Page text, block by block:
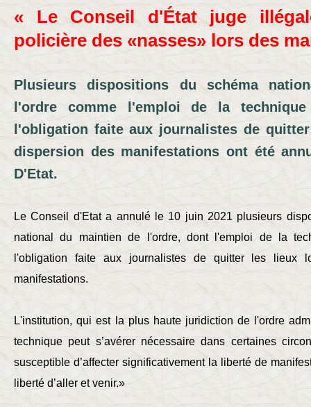
« Le Conseil d'État juge
policière des «nasses» lors des
Plusieurs dispositions du schéma
l'ordre comme l'emploi de la
l'obligation faite aux journalistes de
dispersion des manifestations ont été
D'Etat.
Le Conseil d'Etat a annulé le 10 juin 2021 plusieurs
national du maintien de l'ordre, dont l'emploi de la
l'obligation faite aux journalistes de quitter les lieux
manifestations.
L'institution, qui est la plus haute juridiction de l'ordre
technique peut s’avérer nécessaire dans certaines
susceptible d’affecter significativement la liberté de
liberté d’aller et venir.»